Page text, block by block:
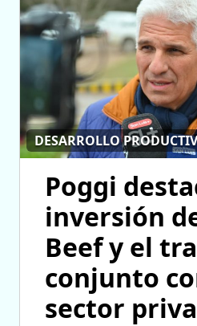
DESARROLLO
Poggi
inversión
Beef y el
conjunto
sector